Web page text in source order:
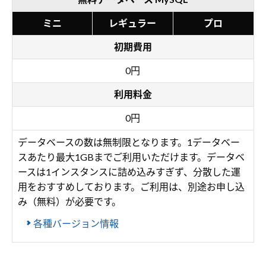
ミニ レギュラー プロ
初期費用
0円
利用料金
0円
データベースの数は無制限となります。1データベー
スあたり最大1GBまでご利用いただけます。データベ
ースは1インスタンスに詰め込みすぎず、分散した運
用をおすすめしております。ご利用は、別途お申し込
み（無料）が必要です。
各種バージョン情報